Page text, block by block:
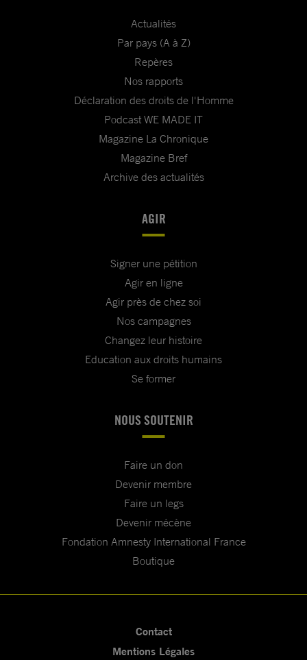
Actualités
Par pays (A à Z)
Repères
Nos rapports
Déclaration des droits de l'Homme
Podcast WE MADE IT
Magazine La Chronique
Magazine Bref
Archive des actualités
AGIR
Signer une pétition
Agir en ligne
Agir près de chez soi
Nos campagnes
Changez leur histoire
Education aux droits humains
Se former
NOUS SOUTENIR
Faire un don
Devenir membre
Faire un legs
Devenir mécène
Fondation Amnesty International France
Boutique
Contact
Mentions Légales